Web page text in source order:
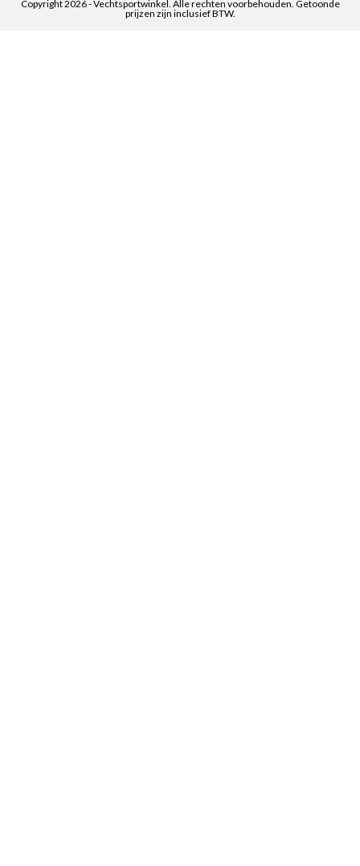
Copyright 2026 - Vechtsportwinkel. Alle rechten voorbehouden. Getoonde
prijzen zijn inclusief BTW.